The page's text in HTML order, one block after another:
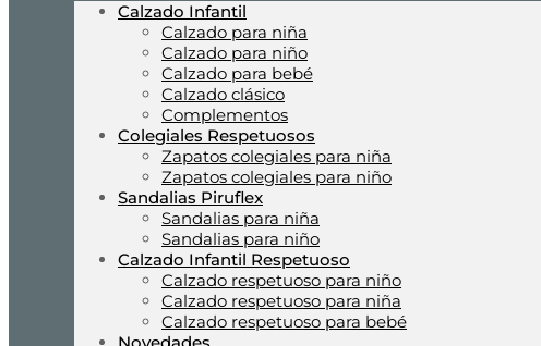
Calzado Infantil
Calzado para niña
Calzado para niño
Calzado para bebé
Calzado clásico
Complementos
Colegiales Respetuosos
Zapatos colegiales para niña
Zapatos colegiales para niño
Sandalias Piruflex
Sandalias para niña
Sandalias para niño
Calzado Infantil Respetuoso
Calzado respetuoso para niño
Calzado respetuoso para niña
Calzado respetuoso para bebé